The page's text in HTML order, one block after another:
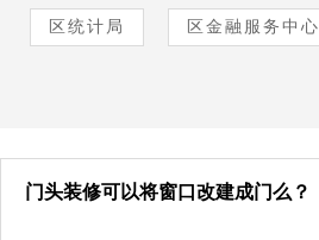
区统计局 区金融服务中心
门头装修可以将窗口改建成门么？